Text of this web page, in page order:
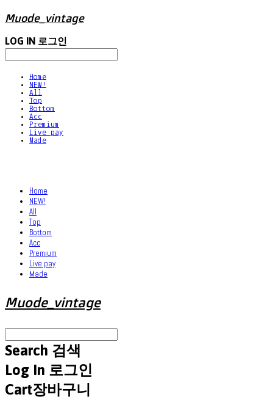
Muode_vintage
LOG IN 로그인
Home
NEW!
All
Top
Bottom
Acc
Premium
Live pay
Made
Home
NEW!
All
Top
Bottom
Acc
Premium
Live pay
Made
Muode_vintage
Search 검색
Log In 로그인
Cart장바구니